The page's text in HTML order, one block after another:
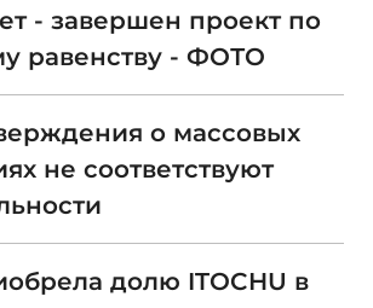
- завершен проект по
равенству - ФОТО
о массовых
не соответствуют
долю ITOCHU в